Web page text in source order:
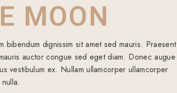
MOON
dignissim sit amet sed mauris. Praesent
auctor congue sed eget diam. Donec augue
vestibulum ex. Nullam ullamcorper ullamcorper